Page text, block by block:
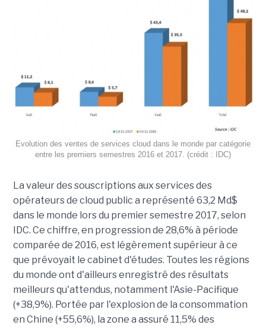
Evolution des ventes de services cloud dans le monde par catégorie
entre les premiers semestres 2016 et 2017. (crédit : IDC)
La valeur des souscriptions aux services des
opérateurs de cloud public a représenté 63,2 Md$
dans le monde lors du premier semestre 2017, selon
IDC. Ce chiffre, en progression de 28,6% à période
comparée de 2016, est légèrement supérieur à ce
que prévoyait le cabinet d'études. Toutes les régions
du monde ont d'ailleurs enregistré des résultats
meilleurs qu'attendus, notamment l'Asie-Pacifique
(+38,9%). Portée par l'explosion de la consommation
en Chine (+55,6%), la zone a assuré 11,5% des